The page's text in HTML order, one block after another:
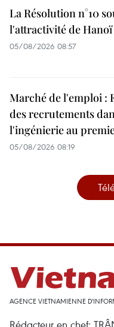
La Résolution n°10
l'attractivité de
05/08/2026 08:57
Marché de l'emploi :
des recrutements
l'ingénierie au
05/08/2026 08:19
AGENCE VIETNAMIENNE